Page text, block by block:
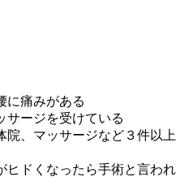
に痛みがある
サージを受けている
院、マッサージなど３件以上
ヒドくなったら手術と言われ